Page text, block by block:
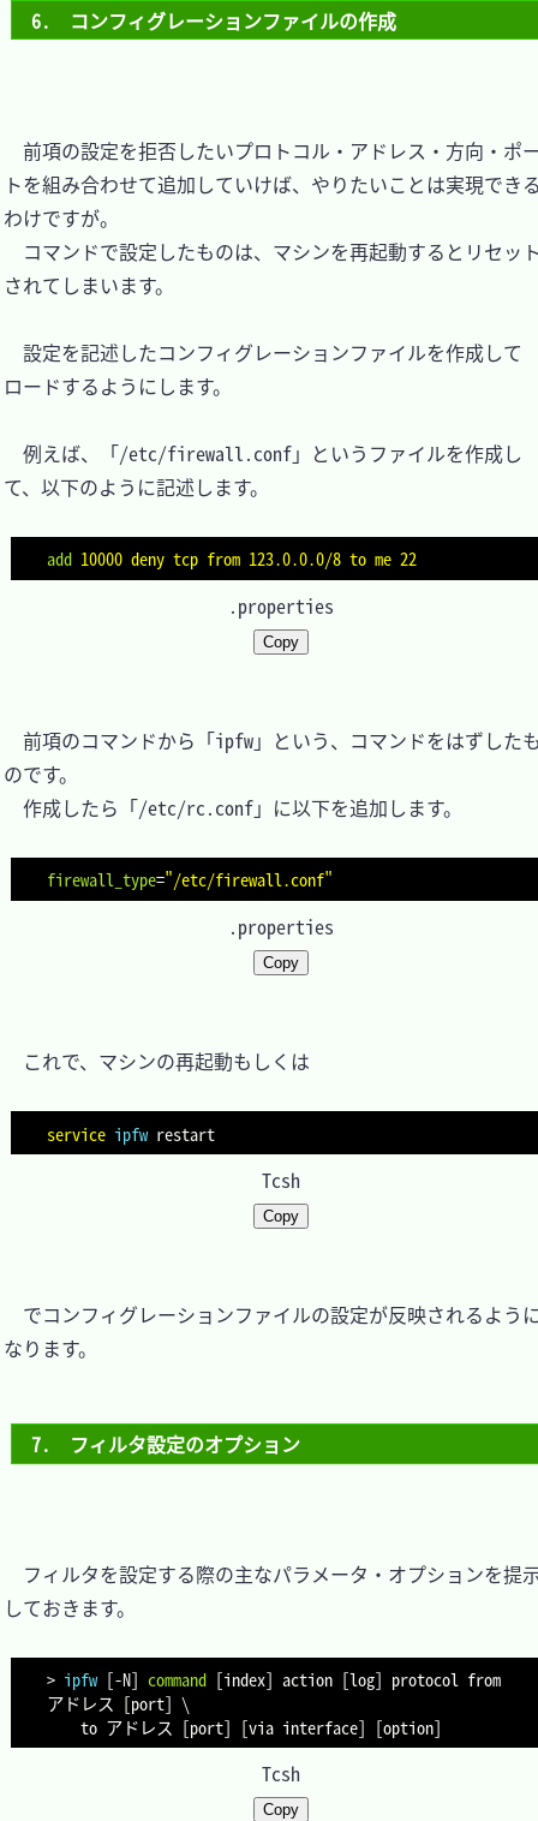
6.　コンフィグレーションファイルの作成
前項の設定を拒否したいプロトコル・アドレス・方向・ポ
トを組み合わせて追加していけば、やりたいことは実現でき
わけですが。
コマンドで設定したものは、マシンを再起動するとリセッ
されてしまいます。
設定を記述したコンフィグレーションファイルを作成して
ロードするようにします。
例えば、「/etc/firewall.conf」というファイルを作成し
て、以下のように記述します。
add 10000 deny tcp from 123.0.0.0/8 to me 22
.properties
Copy
前項のコマンドから「ipfw」という、コマンドをはずした
のです。
作成したら「/etc/rc.conf」に以下を追加します。
firewall_type="/etc/firewall.conf"
.properties
Copy
これで、マシンの再起動もしくは
service ipfw
Tcsh
Copy
でコンフィグレーションファイルの設定が反映されるよう
なります。
7.　フィルタ設定のオプション
フィルタを設定する際の主なパラメータ・オプションを提
しておきます。
> ipfw [-N] command [index] action [log] protocol from
アドレス [port] \
	to アドレス
[port] [via interface] [option]
Tcsh
Copy